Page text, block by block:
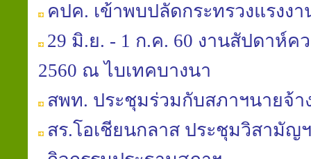
คปค. เข้าพบปลัดกระทรวงแรงงา
29 มิ.ย. - 1 ก.ค. 60 งานสัปดาห์
2560 ณ ไบเทคบางนา
สพท. ประชุมร่วมกับสภาฯนายจ้า
สร.โอเชียนกลาส ประชุมวิสามั